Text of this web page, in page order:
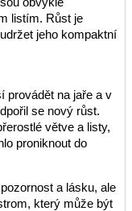
listím. Růst je
jeho kompaktní
provádět na jaře a v
se nový růst.
větve a listy,
proniknout do
a lásku, ale
který může být